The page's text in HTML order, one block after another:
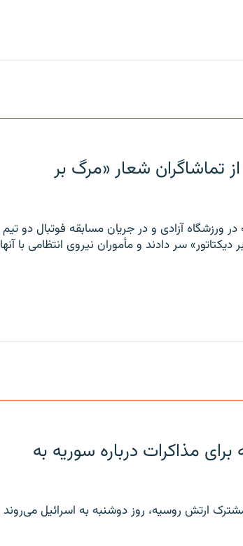
تماشاگران شعار «مرگ بر
ورزشگاه آزادی و در جریان مسابقه فوتبال دو تیم
سر دادند و مأموران نیروی انتظامی با آنها
مذاکرات درباره سوریه به
ارتش روسیه، روز دوشنبه به اسرائیل می‌روند